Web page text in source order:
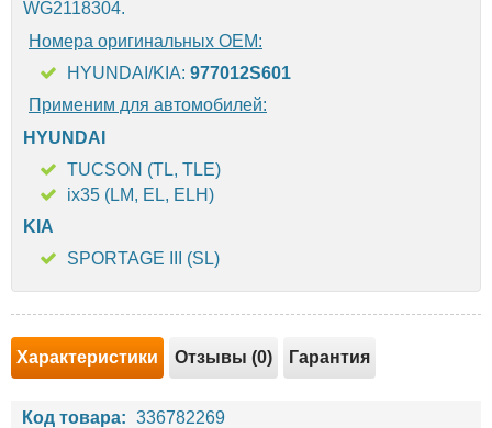
WG2118304.
Номера оригинальных OEM:
HYUNDAI/KIA: 977012S601
Применим для автомобилей:
HYUNDAI
TUCSON (TL, TLE)
ix35 (LM, EL, ELH)
KIA
SPORTAGE III (SL)
Характеристики Отзывы (0) Гарантия
Код товара: 336782269